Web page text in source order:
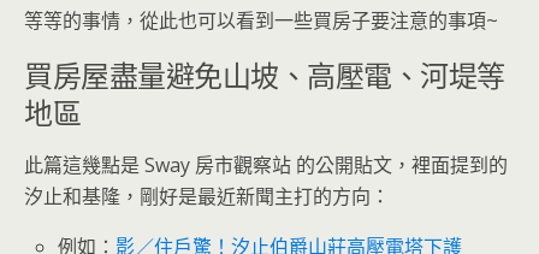
等等的事情，從此也可以看到一些買房子要注意的事項~
買房屋盡量避免山坡、高壓電、河堤等
地區
此篇這幾點是 Sway 房市觀察站 的公開貼文，裡面提到的
汐止和基隆，剛好是最近新聞主打的方向：
例如： 影／住戶驚！汐止伯爵山莊高壓電塔下護